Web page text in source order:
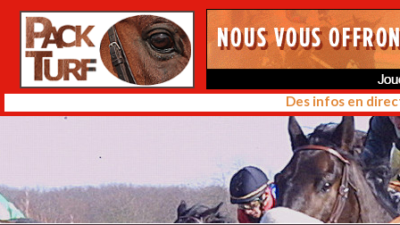
Des infos en